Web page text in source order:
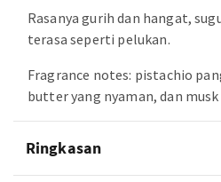
Rasanya gurih dan hangat,
terasa seperti pelukan.
Fragrance notes: pistachio
butter yang nyaman, dan
Ringkasan